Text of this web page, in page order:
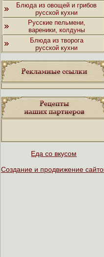
Блюда из овощей и грибов
русской кухни
Русские пельмени,
вареники, колдуны
Блюда из творога
русской кухни
Еда со вкусом
Создание и продвижение